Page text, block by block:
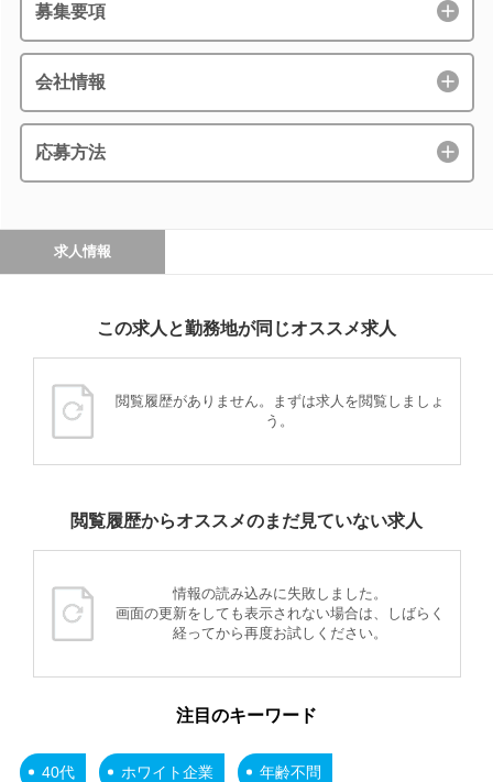
募集要項
会社情報
応募方法
求人情報
この求人と勤務地が同じオススメ求人
閲覧履歴がありません。まずは求人を閲覧しましょ
う。
閲覧履歴からオススメのまだ見ていない求人
情報の読み込みに失敗しました。
画面の更新をしても表示されない場合は、しばらく
経ってから再度お試しください。
注目のキーワード
40代 ホワイト企業 年齢不問